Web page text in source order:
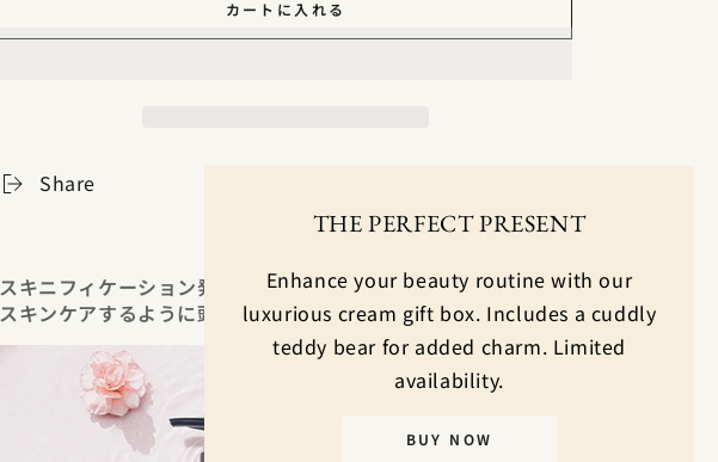
THE PERFECT PRESENT
Enhance your beauty routine with our
luxurious cream gift box. Includes a cuddly
teddy bear for added charm. Limited
availability.
BUY NOW
カートに入れる
Share
スキニフィケーション発想の薬用スカルプ＆ヘアケア。
スキンケアするように頭皮を整えて、つややかに潤う水光髪へ。